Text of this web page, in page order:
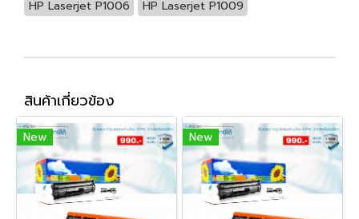
HP Laserjet P1006
HP Laserjet P1009
สินค้าเกี่ยวข้อง
New New